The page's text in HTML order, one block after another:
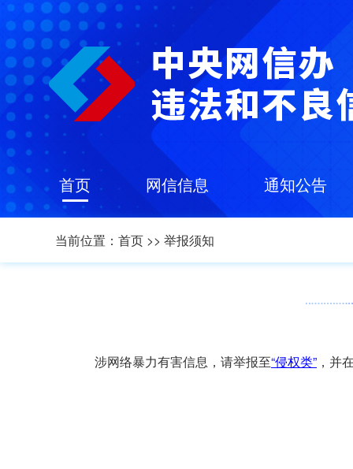
首页 网信信息 通知公告
当前位置： 首页 >> 举报须知
涉网络暴力有害信息，请举报至“侵权类” ，并